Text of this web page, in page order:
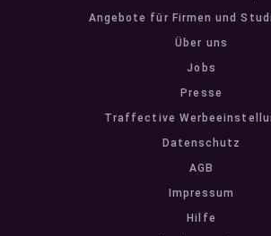
Angebote für Firmen und
Über uns
Jobs
Presse
Traffective
Datenschutz
AGB
Impressum
Hilfe